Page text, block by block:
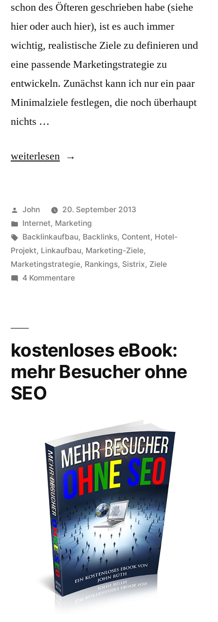
schon des Öfteren geschrieben habe (siehe
hier oder auch hier), ist es auch immer
wichtig, realistische Ziele zu definieren und
eine passende Marketingstrategie zu
entwickeln. Zunächst kann ich nur ein paar
Minimalziele festlegen, die noch überhaupt
nichts …
„Marketingstrategie:
meine
englische
Hotel-
Website“
weiterlesen
Veröffentlicht
von
John
20. September 2013
Veröffentlicht
in
Internet, Marketing
Schlagwörter:
Backlinkaufbau, Backlinks, Content, Hotel-
Projekt, Linkaufbau, Marketing-Ziele,
Marketingstrategie, Rankings, Sistrix, Ziele
4 Kommentarezu
englische
Hotel-
Website
kostenloses eBook:
mehr Besucher ohne
SEO